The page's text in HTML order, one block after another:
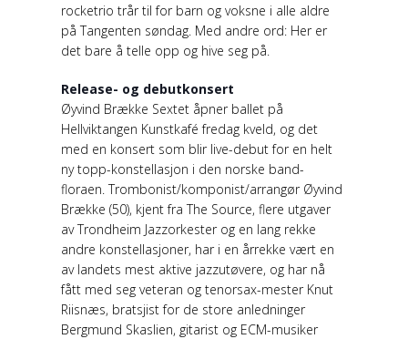
rocketrio trår til for barn og voksne i alle aldre
på Tangenten søndag. Med andre ord: Her er
det bare å telle opp og hive seg på.
Release- og debutkonsert
Øyvind Brække Sextet åpner ballet på
Hellviktangen Kunstkafé fredag kveld, og det
med en konsert som blir live-debut for en helt
ny topp-konstellasjon i den norske band-
floraen. Trombonist/komponist/arrangør Øyvind
Brække (50), kjent fra The Source, flere utgaver
av Trondheim Jazzorkester og en lang rekke
andre konstellasjoner, har i en årrekke vært en
av landets mest aktive jazzutøvere, og har nå
fått med seg veteran og tenorsax-mester Knut
Riisnæs, bratsjist for de store anledninger
Bergmund Skaslien, gitarist og ECM-musiker